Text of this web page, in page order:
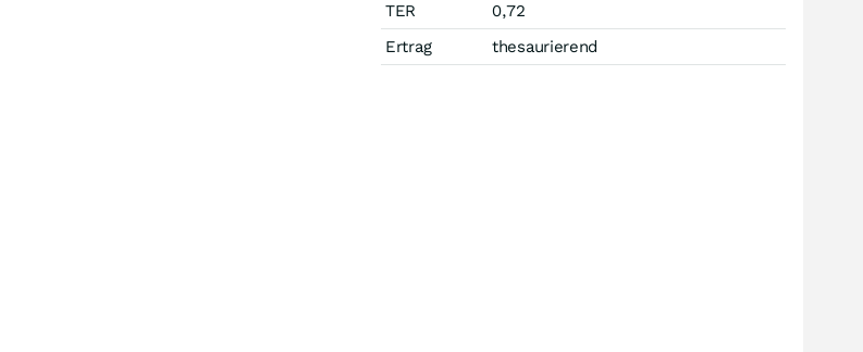
TER
0,72
Ertrag
thesaurierend